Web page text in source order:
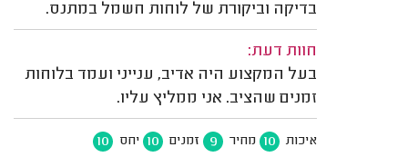
בדיקה וביקורת של לוחות חשמל במתנס.
חוות דעת:
בעל המקצוע היה אדיב, ענייני ועמד בלוחות
זמנים שהציב. אני ממליץ עליו.
איכות 10 מחיר 9 זמנים 10 יחס 10